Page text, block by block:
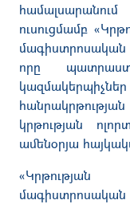
համալսարանում
ուսուցմամբ «
մագիստրոսական
որը
կազմակերպիչներ
հանրակրթության
կրթության
ամենօրյա
«Կրթության
մագիստրոսական